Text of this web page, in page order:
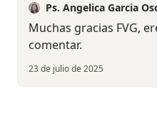
Ps. Angelica Garcia
Muchas gracias FVG,
comentar.
23 de julio de 2025